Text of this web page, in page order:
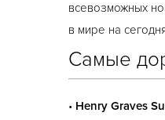
всевозможных
в мире на
Самые
• Henry Graves